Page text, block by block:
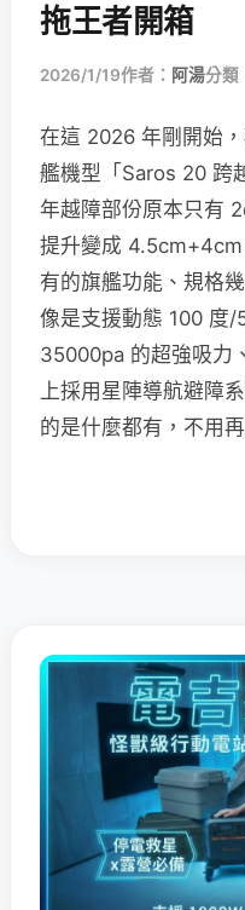
拖王者開箱
2026/1/19作者： 阿湯分類
在這 2026 年剛開始
艦機型「Saros 20 跨
年越障部份原本只有
提升變成
有的旗艦功能、規格
像是支援動態 100 度/
35000pa 的超強吸力
上採用星陣導航避障
的是什麼都有，不用